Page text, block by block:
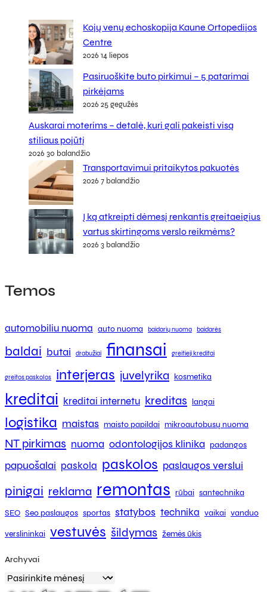
Kojų venų echoskopija Kaune Ortopedijos
Centre
2026 14 liepos
Pasiruoškite buto pirkimui – 5 patarimai
pirkėjams
2026 25 gegužės
Auskarai moterims – detalė, kuri gali pakeisti visą
stiliaus pojūtį
2026 30 balandžio
Transportavimui pritaikytos pakuotės
2026 7 balandžio
Į ką atkreipti dėmesį renkantis greitaeigius
vartus skirtingoms verslo reikmėms?
2026 3 balandžio
Temos
automobiliu nuoma auto nuoma baidarių nuoma baidarės
baldai butai drabužiai finansai greitieji kreditai
greitos paskolos interjeras juvelyrika kosmetika
kreditai kreditai internetu kreditas langai
logistika maistas maisto papildai mikroautobusų nuoma
NT pirkimas nuoma odontologijos klinika padangos
papuošalai paskola paskolos paslaugos verslui
pinigai reklama remontas rūbai santechnika
SEO Seo paslaugos sportas statybos technika vaikai vanduo
verslininkai vestuvės šildymas žemės ūkis
Archyvai